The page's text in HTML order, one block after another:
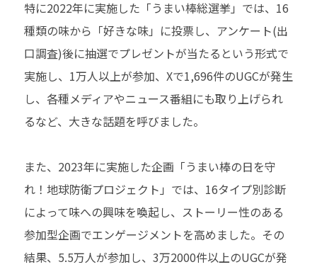
特に2022年に実施した「うまい棒総選挙」では、16
種類の味から「好きな味」に投票し、アンケート(出
口調査)後に抽選でプレゼントが当たるという形式で
実施し、1万人以上が参加、Xで1,696件のUGCが発生
し、各種メディアやニュース番組にも取り上げられ
るなど、大きな話題を呼びました。
また、2023年に実施した企画「うまい棒の日を守
れ！地球防衛プロジェクト」では、16タイプ別診断
によって味への興味を喚起し、ストーリー性のある
参加型企画でエンゲージメントを高めました。その
結果、5.5万人が参加し、3万2000件以上のUGCが発